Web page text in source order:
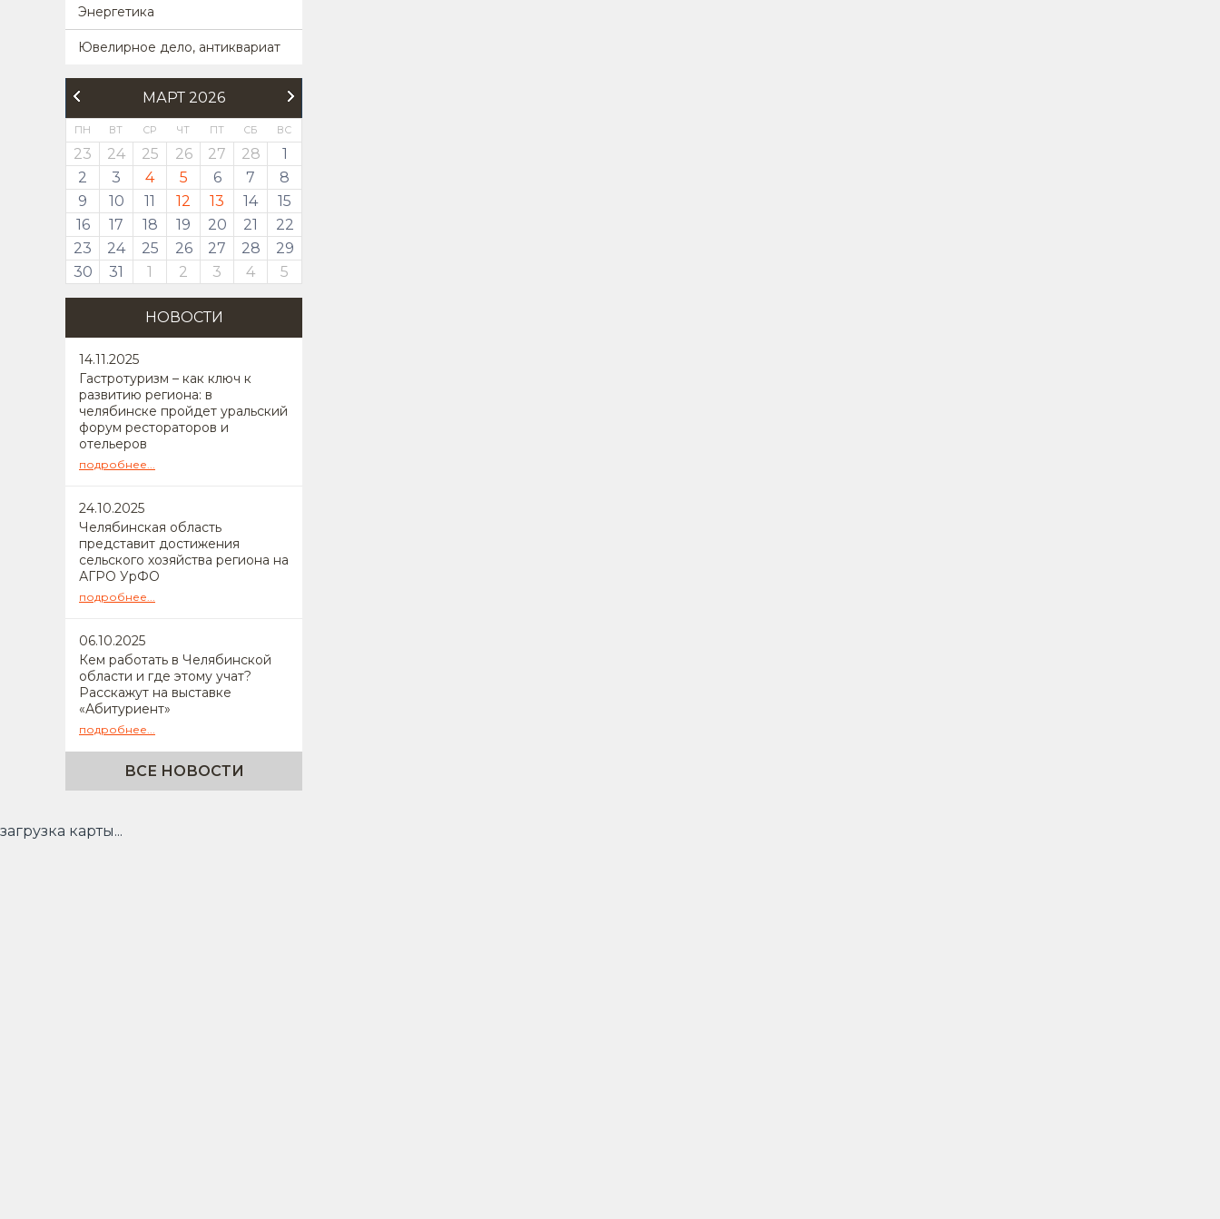
Энергетика
Ювелирное дело, антиквариат
МАРТ 2026
ПН ВТ СР ЧТ ПТ СБ ВС
23 24 25 26 27 28
1
2
3 4 5 6 7
8
9
10 11 12 13 14
15
16
17 18 19 20 21
22
23
24 25 26 27 28
29
30
31 1 2 3 4 5
НОВОСТИ
14.11.2025
Гастротуризм – как ключ к
развитию региона: в
челябинске пройдет уральский
форум рестораторов и
отельеров
подробнее...
24.10.2025
Челябинская область
представит достижения
сельского хозяйства региона на
АГРО УрФО
подробнее...
06.10.2025
Кем работать в Челябинской
области и где этому учат?
Расскажут на выставке
«Абитуриент»
подробнее...
ВСЕ НОВОСТИ
загрузка карты...